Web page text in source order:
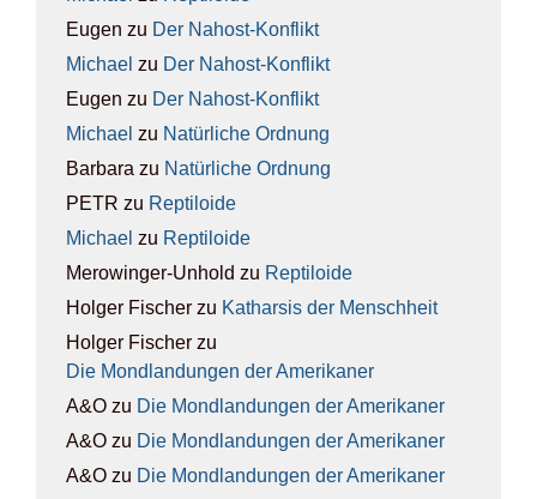
Eugen zu Der Nah­ost-Kon­flikt
Michael zu Der Nah­ost-Kon­flikt
Eugen zu Der Nah­ost-Kon­flikt
Michael zu Natür­li­che Ord­nung
Barbara zu Natür­li­che Ord­nung
PETR zu Rep­ti­lo­ide
Michael zu Rep­ti­lo­ide
Merowinger-Unhold zu Rep­ti­lo­ide
Holger Fischer zu Kathar­sis der Mensch­heit
Holger Fischer zu
Die Mond­lan­dun­gen der Ame­ri­ka­ner
A&O zu Die Mond­lan­dun­gen der Ame­ri­ka­ner
A&O zu Die Mond­lan­dun­gen der Ame­ri­ka­ner
A&O zu Die Mond­lan­dun­gen der Ame­ri­ka­ner